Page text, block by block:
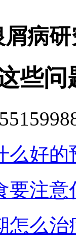
病
些问
么好的
要注意
怎么治